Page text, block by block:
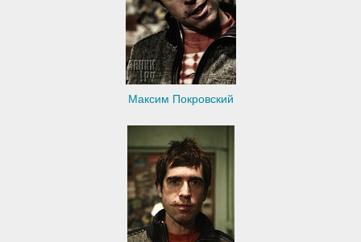
Максим Покровский